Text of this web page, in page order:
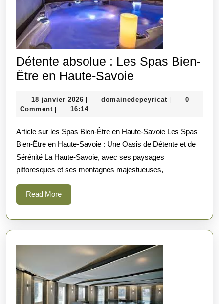
Détente absolue : Les Spas Bien-
Être en Haute-Savoie
:
Spas
Bien-
Être
18 janvier 2026 18
janvier
| domainedepeyricat |
0
Comment | 16:14
Article sur les Spas Bien-Être en Haute-Savoie Les Spas
Bien-Être en Haute-Savoie : Une Oasis de Détente et de
Sérénité La Haute-Savoie, avec ses paysages
pittoresques et ses montagnes majestueuses,
Read MoreRead
More